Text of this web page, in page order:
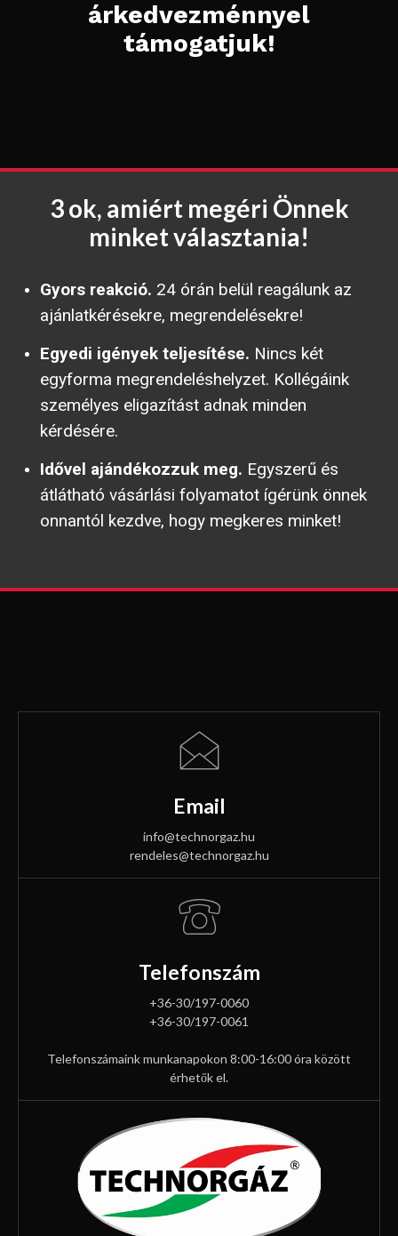
árkedvezménnyel
támogatjuk!
3 ok, amiért megéri Önnek
minket választania!
Gyors reakció. 24 órán belül reagálunk az
ajánlatkérésekre, megrendelésekre!
Egyedi igények teljesítése. Nincs két
egyforma megrendeléshelyzet. Kollégáink
személyes eligazítást adnak minden
kérdésére.
Idővel ajándékozzuk meg. Egyszerű és
átlátható vásárlási folyamatot ígérünk önnek
onnantól kezdve, hogy megkeres minket!
Email
info@technorgaz.hu
rendeles@technorgaz.hu
Telefonszám
+36-30/197-0060
+36-30/197-0061
Telefonszámaink munkanapokon 8:00-16:00 óra között
érhetők el.